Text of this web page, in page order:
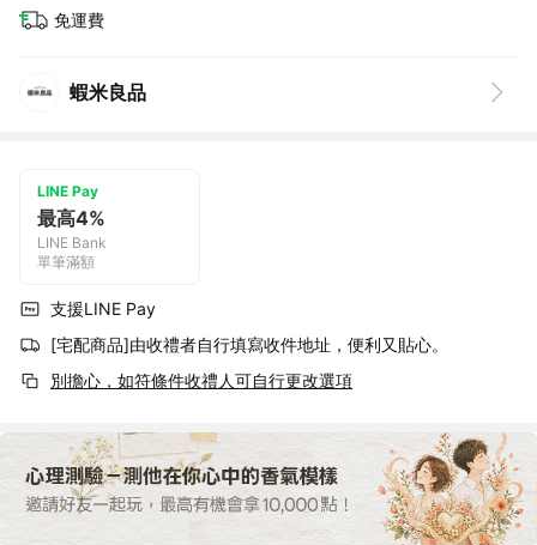
免運費
蝦米良品
LINE Pay
最高4%
LINE Bank
單筆滿額
支援LINE Pay
[宅配商品]由收禮者自行填寫收件地址，便利又貼心。
別擔心，如符條件收禮人可自行更改選項